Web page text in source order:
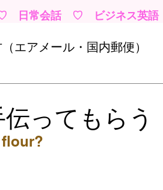
常会話 ♡ ビジネス英
エアメール・国内郵便）
カード、現金、チェック
リフィルを頼む（電話）
ってもらう
flour?